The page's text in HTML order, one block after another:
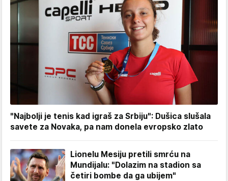
"Najbolji je tenis kad igraš za Srbiju": Dušica slušala
savete za Novaka, pa nam donela evropsko zlato
Lionelu Mesiju pretili smrću na
Mundijalu: "Dolazim na stadion sa
četiri bombe da ga ubijem"